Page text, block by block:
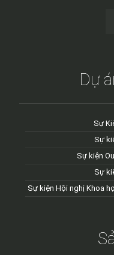
Dự
Sự
Sự
Sự kiện
Sự
Sự kiện Hội nghị Khoa